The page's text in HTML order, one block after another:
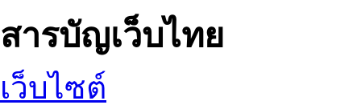
สารบัญเว็บไทย
เว็บไซต์